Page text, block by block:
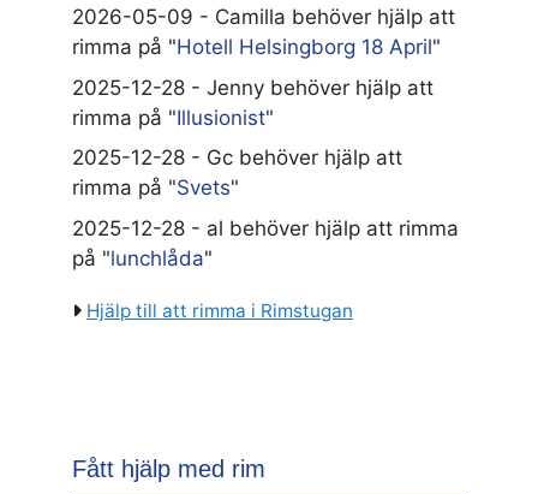
2026-05-09 - Camilla behöver hjälp att
rimma på "Hotell Helsingborg 18 April"
2025-12-28 - Jenny behöver hjälp att
rimma på "Illusionist"
2025-12-28 - Gc behöver hjälp att
rimma på "Svets"
2025-12-28 - al behöver hjälp att rimma
på "lunchlåda"
Hjälp till att rimma i Rimstugan
Fått hjälp med rim